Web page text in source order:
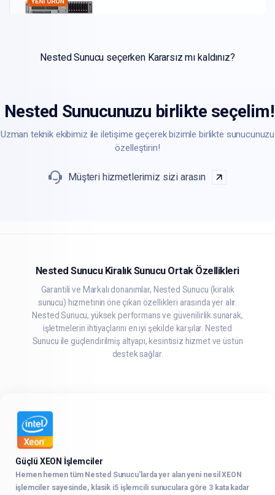
Nested Sunucu seçerken Kararsız mı kaldınız?
Nested Sunucunuzu birlikte seçelim!
Uzman teknik ekibimiz ile iletişime geçerek bizimle birlikte sunucunuzu
özelleştirin!
Müşteri hizmetlerimiz sizi arasın
Nested Sunucu Kiralık Sunucu Ortak Özellikleri
Garantili ve Markalı donanımlar, Nested Sunucu (kiralık
sunucu) hizmetinin öne çıkan özellikleri arasında yer alır.
Nested Sunucu, yüksek performans ve güvenilirlik sunarak,
işletmelerin ihtiyaçlarını en iyi şekilde karşılar. Nested
Sunucu ile güçlendirilmiş altyapı, kesintisiz hizmet ve üstün
destek sağlar.
Güçlü XEON İşlemciler
Hemen hemen tüm Nested Sunucu'larda yer alan yeni nesil XEON
işlemciler sayesinde, klasik i5 işlemcili sunuculara göre 3 kata kadar